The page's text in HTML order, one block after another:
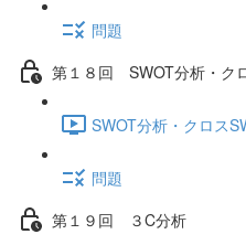
問題
第１８回 SWOT分析・ク
SWOT分析・クロス
問題
第１９回 ３C分析